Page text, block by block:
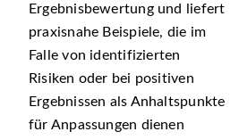
Ergebnisbewertung und liefert
praxisnahe Beispiele, die im
Falle von identifizierten
Risiken oder bei positiven
Ergebnissen als Anhaltspunkte
für Anpassungen dienen